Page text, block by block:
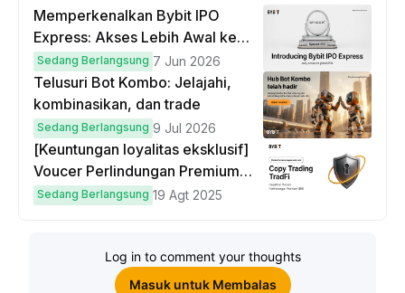
Memperkenalkan Bybit IPO
Express: Akses Lebih Awal ke
IPO Global!
Sedang Berlangsung 7 Jun 2026
Telusuri Bot Kombo: Jelajahi,
kombinasikan, dan trade
Sedang Berlangsung 9 Jul 2026
[Keuntungan loyalitas eksklusif]
Voucer Perlindungan Premium
hingga $50
Sedang Berlangsung 19 Agt 2025
Log in to comment your thoughts
Masuk untuk Membalas